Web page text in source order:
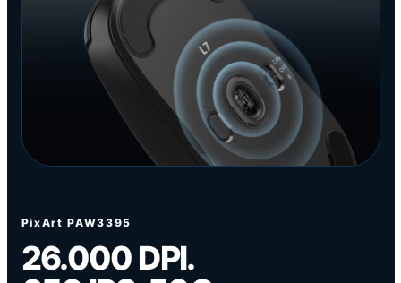
PixArt PAW3395
26.000 DPI.